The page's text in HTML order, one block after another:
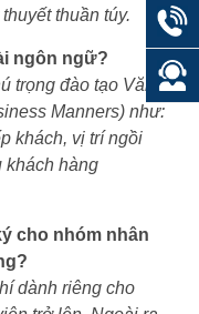
thuần túy.
ngôn ngữ?
trọng đào tạo Văn
Manners) như:
khách, vị trí ngồi
khách hàng
cho nhóm nhân
dành riêng cho